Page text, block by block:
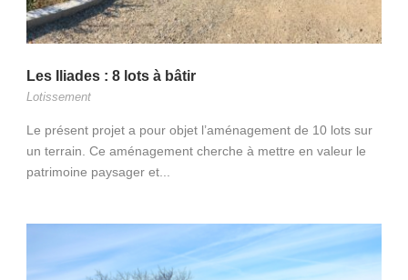
Les Iliades : 8 lots à bâtir
Lotissement
Le présent projet a pour objet l’aménagement de 10 lots sur
un terrain. Ce aménagement cherche à mettre en valeur le
patrimoine paysager et...